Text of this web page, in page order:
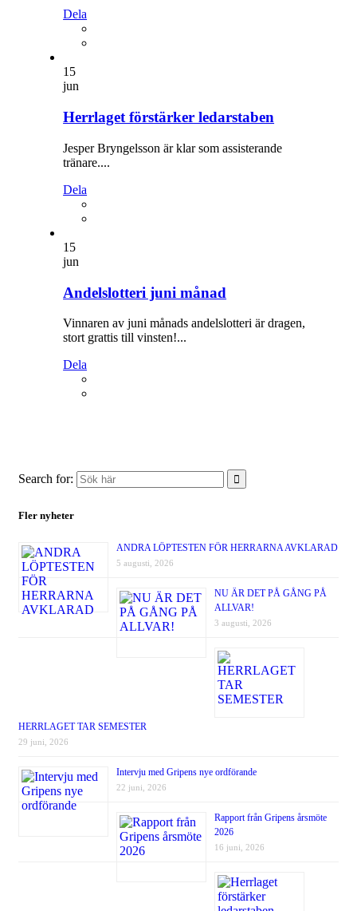
Dela
15
jun
Herrlaget förstärker ledarstaben
Jesper Bryngelsson är klar som assisterande
tränare....
Dela
15
jun
Andelslotteri juni månad
Vinnaren av juni månads andelslotteri är dragen,
stort grattis till vinsten!...
Dela
Search for:
Fler nyheter
ANDRA LÖPTESTEN FÖR HERRARNA AVKLARAD
5 augusti, 2026
NU ÄR DET PÅ GÅNG PÅ
ALLVAR!
3 augusti, 2026
HERRLAGET TAR SEMESTER
29 juni, 2026
Intervju med Gripens nye ordförande
22 juni, 2026
Rapport från Gripens årsmöte
2026
16 juni, 2026